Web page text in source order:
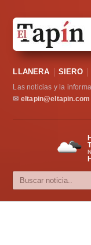
Sociedad
Política
Cultura
LLANERA SIERO
Las noticias y la
✉ eltapin@eltapin.com